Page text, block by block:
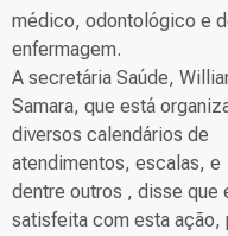
médico, odontológico e
enfermagem.
A secretária Saúde,
Samara, que está
diversos calendários de
atendimentos, escalas, e
dentre outros , disse que
satisfeita com esta ação,